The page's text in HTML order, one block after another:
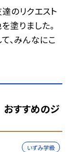
のリクエスト
塗りました。
、みんなにこ
すすめのジ
いずみ学級